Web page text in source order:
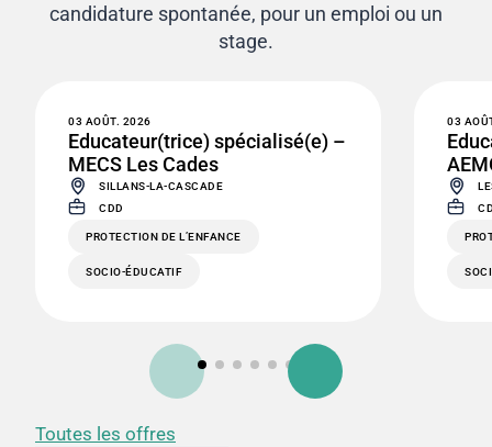
candidature spontanée, pour un emploi ou un
stage.
03 AOÛT. 2026
Educateur(trice) spécialisé(e) –
MECS Les Cades
SILLANS-LA-CASCADE
CDD
PROTECTION DE L’ENFANCE
SOCIO-ÉDUCATIF
03
Toutes les offres